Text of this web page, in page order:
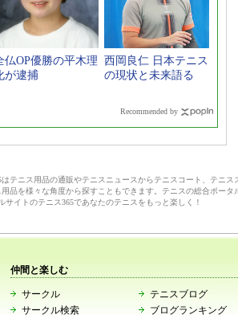
仏OP優勝の平木理
が逮捕
西岡良仁 日本テニス
の現状と未来語る
Recommended by
テニス用品の通販やテニスニュースからテニスコート、テニ
品を様々な角度から探すこともできます。テニスの総合ポー
イトのテニス365であなたのテニスをもっと楽しく！
仲間と楽しむ
サークル
サークル検索
テニスブログ
ブログランキング